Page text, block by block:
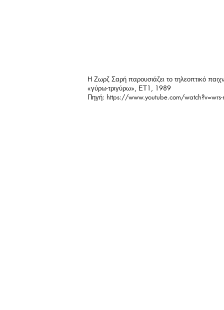
Η Ζωρζ Σαρή παρουσιάζει το τηλεοπτικό
«γύρω-τριγύρω», ΕΤ1, 1989
Πηγή: https://www.youtube.com/watch?v=wrs-